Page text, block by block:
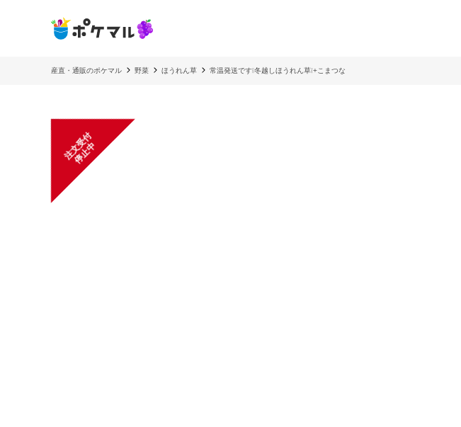
産直・通販のポケマル 野菜 ほうれん草 常温発送です❕冬越しほうれん草❕+こまつな
注
文
受
付
停
止
中